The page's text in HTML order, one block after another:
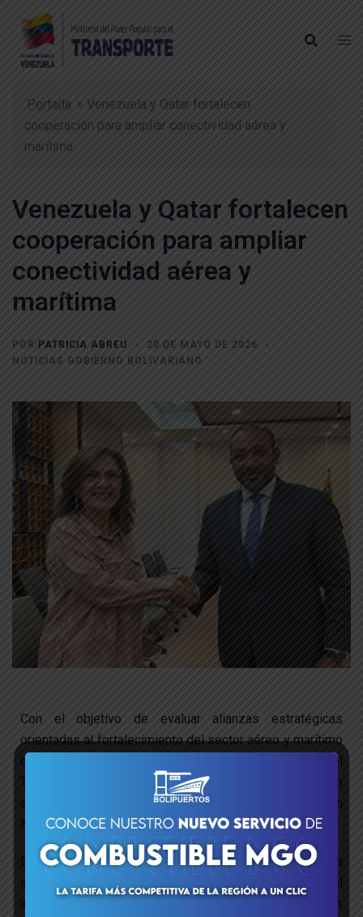
Portada » Venezuela y Qatar fortalecen
cooperación para ampliar conectividad aérea y
marítima
Venezuela y Qatar fortalecen
cooperación para ampliar
conectividad aérea y
marítima
POR PATRICIA ABREU
20 DE MAYO DE 2026
NOTICIAS GOBIERNO BOLIVARIANO
Con el objetivo de evaluar alianzas estratégicas
orientadas al fortalecimiento del sector aéreo y marítimo
con otras naciones, la ministra del Poder Popular para el
Transporte, Jacqueline Faría, sostuvo un encuentro con
el embajador del Estado de Qatar en Venezuela, Salman
Nabit Mubarak Abdullah Al-Khulaifi.
Durante el encuentro, las autoridades coincidieron en la
importancia de construir puentes que faciliten el
intercambio, la movilidad y las oportunidades